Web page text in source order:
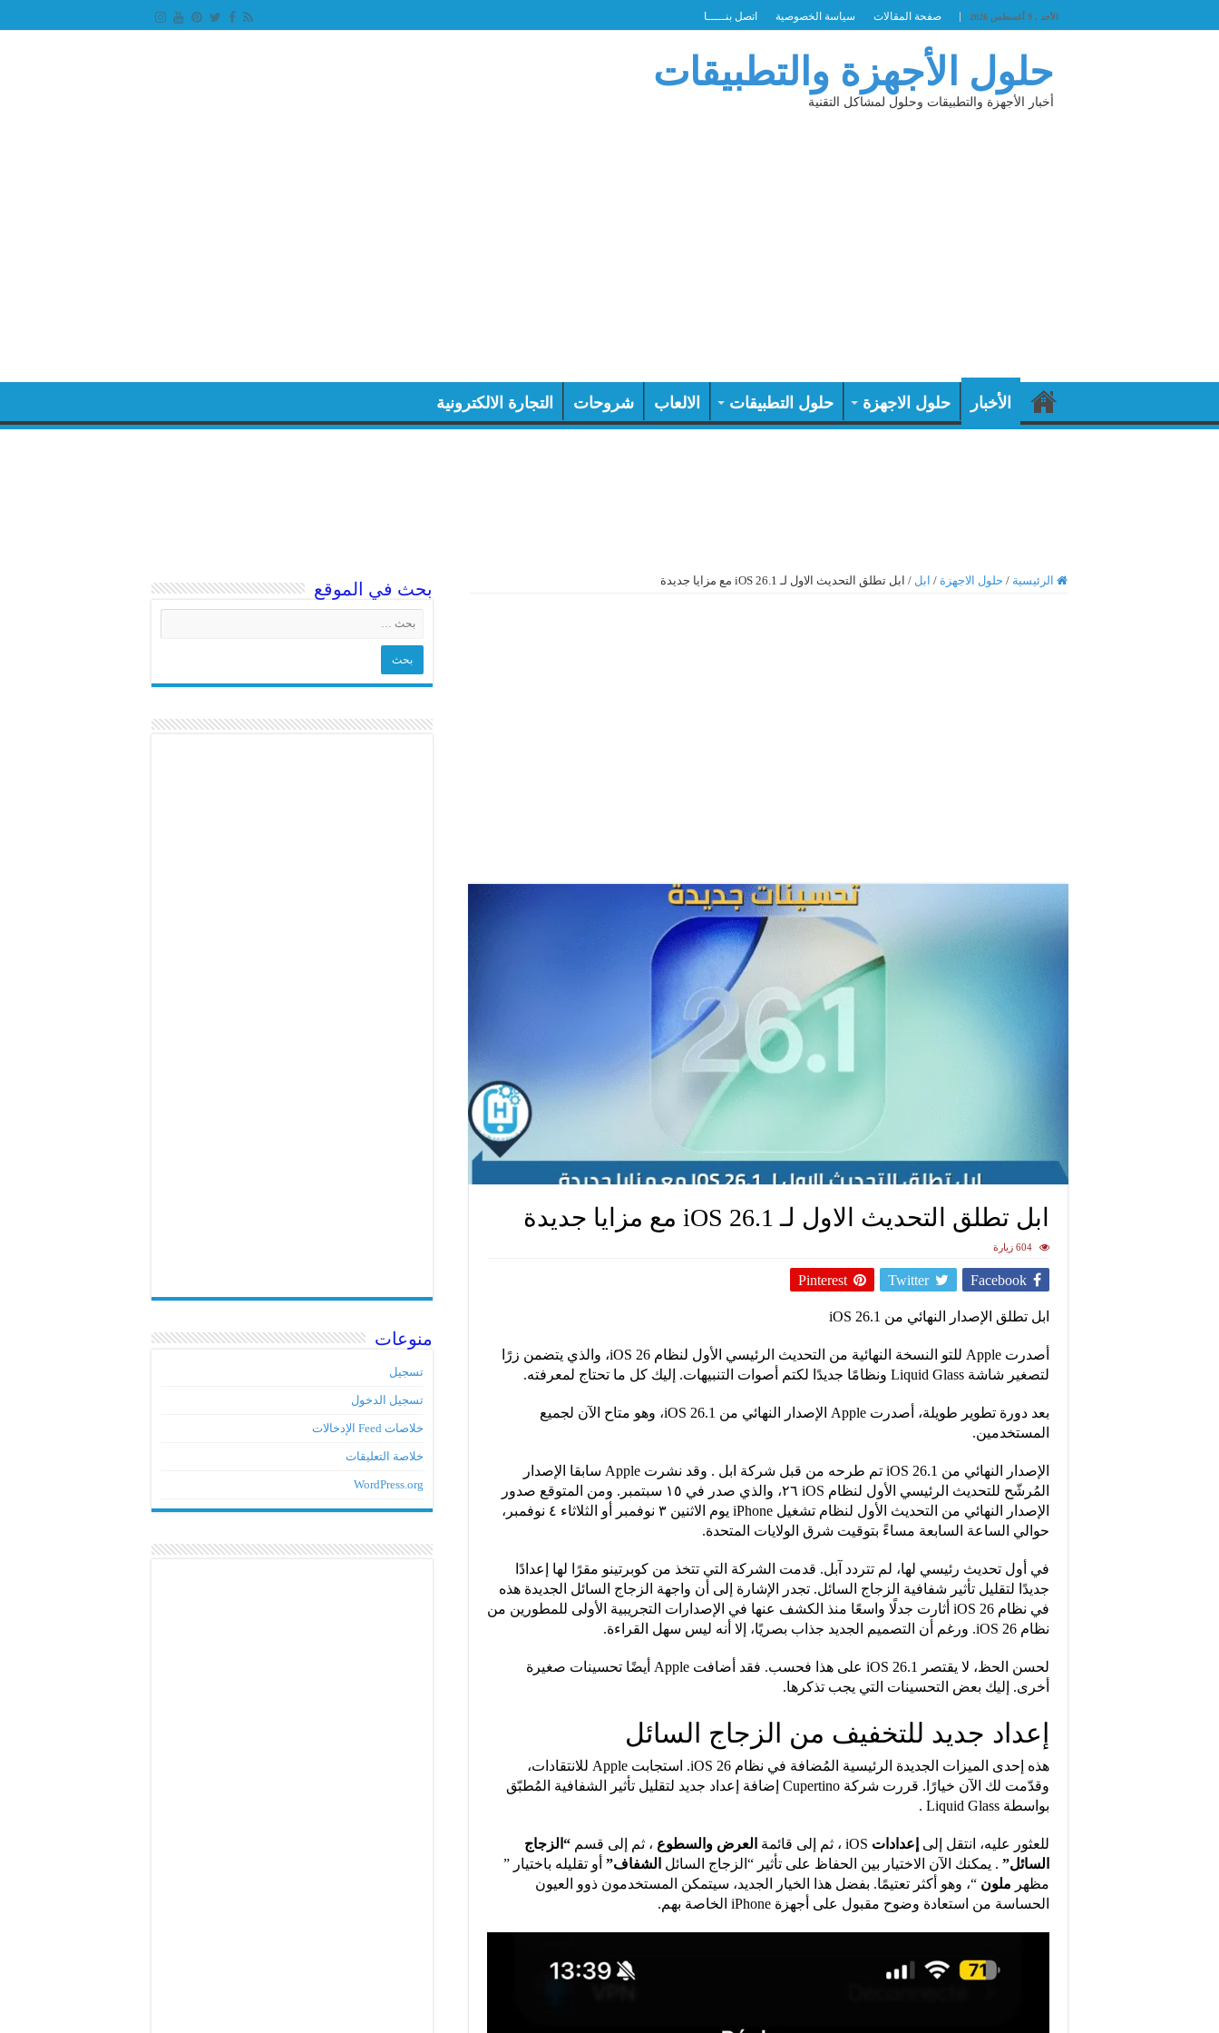
الأحد , 9 أغسطس 2026 صفحة المقالات سياسة الخصوصية اتصل بنـــــا
حلول الأجهزة والتطبيقات
أخبار الأجهزة والتطبيقات وحلول لمشاكل التقنية
الأخبار حلول الاجهزة حلول التطبيقات الالعاب شروحات التجارة الالكترونية
الرئيسية / حلول الاجهزة / ابل / ابل تطلق التحديث الاول لـ iOS 26.1 مع مزايا جديدة
ابل تطلق التحديث الاول لـ iOS 26.1 مع مزايا جديدة
604 زيارة
Facebook
Twitter
Pinterest
ابل تطلق الإصدار النهائي من iOS 26.1
أصدرت Apple للتو النسخة النهائية من التحديث الرئيسي الأول لنظام iOS 26، والذي يتضمن زرًا
لتصغير شاشة Liquid Glass ونظامًا جديدًا لكتم أصوات التنبيهات. إليك كل ما تحتاج لمعرفته.
بعد دورة تطوير طويلة، أصدرت Apple الإصدار النهائي من iOS 26.1، وهو متاح الآن لجميع
المستخدمين.
الإصدار النهائي من iOS 26.1 تم طرحه من قبل شركة ابل . وقد نشرت Apple سابقا الإصدار
المُرشّح للتحديث الرئيسي الأول لنظام iOS ٢٦، والذي صدر في ١٥ سبتمبر. ومن المتوقع صدور
الإصدار النهائي من التحديث الأول لنظام تشغيل iPhone يوم الاثنين ٣ نوفمبر أو الثلاثاء ٤ نوفمبر،
حوالي الساعة السابعة مساءً بتوقيت شرق الولايات المتحدة.
في أول تحديث رئيسي لها، لم تتردد آبل. قدمت الشركة التي تتخذ من كوبرتينو مقرًا لها إعدادًا
جديدًا لتقليل تأثير شفافية الزجاج السائل. تجدر الإشارة إلى أن واجهة الزجاج السائل الجديدة هذه
في نظام iOS 26 أثارت جدلًا واسعًا منذ الكشف عنها في الإصدارات التجريبية الأولى للمطورين من
نظام iOS 26. ورغم أن التصميم الجديد جذاب بصريًا، إلا أنه ليس سهل القراءة.
لحسن الحظ، لا يقتصر iOS 26.1 على هذا فحسب. فقد أضافت Apple أيضًا تحسينات صغيرة
أخرى. إليك بعض التحسينات التي يجب تذكرها.
إعداد جديد للتخفيف من الزجاج السائل
هذه إحدى الميزات الجديدة الرئيسية المُضافة في نظام iOS 26. استجابت Apple للانتقادات،
وقدّمت لك الآن خيارًا. قررت شركة Cupertino إضافة إعداد جديد لتقليل تأثير الشفافية المُطبّق
بواسطة Liquid Glass .
للعثور عليه، انتقل إلى إعدادات العرض والسطوع ، ثم إلى قسم “الزجاج
السائل” . يمكنك الآن الاختيار بين الحفاظ على تأثير “الزجاج السائل الشفاف” أو تقليله باختيار ”
مظهر ملون “، وهو أكثر تعتيمًا. بفضل هذا الخيار الجديد، سيتمكن المستخدمون ذوو العيون
الحساسة من استعادة وضوح مقبول على أجهزة iPhone الخاصة بهم.
بحث في الموقع
منوعات
تسجيل
تسجيل الدخول
خلاصات Feed الإدخالات
خلاصة التعليقات
WordPress.org